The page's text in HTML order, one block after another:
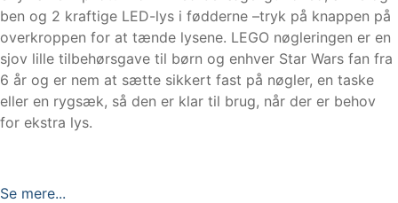
ben og 2 kraftige LED-lys i fødderne –tryk på knappen på
overkroppen for at tænde lysene. LEGO nøgleringen er en
sjov lille tilbehørsgave til børn og enhver Star Wars fan fra
6 år og er nem at sætte sikkert fast på nøgler, en taske
eller en rygsæk, så den er klar til brug, når der er behov
for ekstra lys.
Se mere...